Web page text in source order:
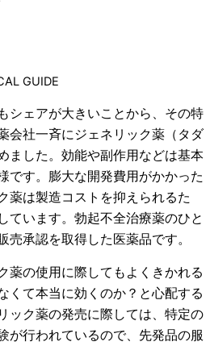
GUIDE
シェアが大きいことから、その特
会社一斉にジェネリック薬（タダ
ました。効能や副作用などは基本
です。膨大な開発費用がかかった
薬は製造コストを抑えられるた
ています。勃起不全治療薬のひと
承認を取得した医薬品です。
薬の使用に際してもよくきかれる
くて本当に効くのか？と心配する
ック薬の発売に際しては、特定の
が行われているので、先発品の服